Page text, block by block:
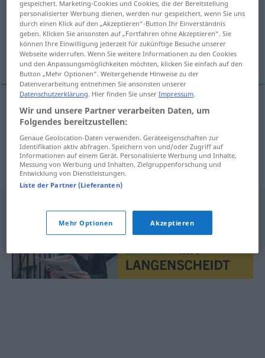
Übersicht aller Übersetzungen
(Für mehr Details die Übersetzung anklicken/antippen)
alternating-current voltage, alternating
voltage, a.c. (
alternating(-current)voltage,alternatingvoltage
(potential), a.c. (odAC)voltage
Wechselspannung ELEK
gespeichert. Marketing-Cookies und Cookies, die der Bereitstellung
personalisierter Werbung dienen, werden nur gespeichert, wenn Sie uns
durch einen Klick auf den „Akzeptieren“-Button Ihr Einverständnis
geben. Klicken Sie ansonsten auf „Fortfahren ohne Akzeptieren“. Sie
können Ihre Einwilligung jederzeit für zukünftige Besuche unserer
Webseite widerrufen. Wenn Sie weitere Informationen zu den Cookies
und den Anpassungsmöglichkeiten möchten, klicken Sie einfach auf den
Button „Mehr Optionen“. Weitergehende Hinweise zu der
Datenverarbeitung entnehmen Sie ansonsten unserer
Datenschutzerklärung. Hier finden Sie unserImpressum.
Wir und unsere Partner verarbeiten Daten, um
Folgendes bereitzustellen:
Genaue Geolocation-Daten verwenden. Geräteeigenschaften zur
Identifikation aktiv abfragen. Speichern von und/oder Zugriff auf
Informationen auf einem Gerät. Personalisierte Werbung und Inhalte,
Messung von Werbung und Inhalten, Zielgruppenforschung und
Entwicklung von Dienstleistungen.
Liste der Partner (Lieferanten)
Mehr Optionen Akzeptieren